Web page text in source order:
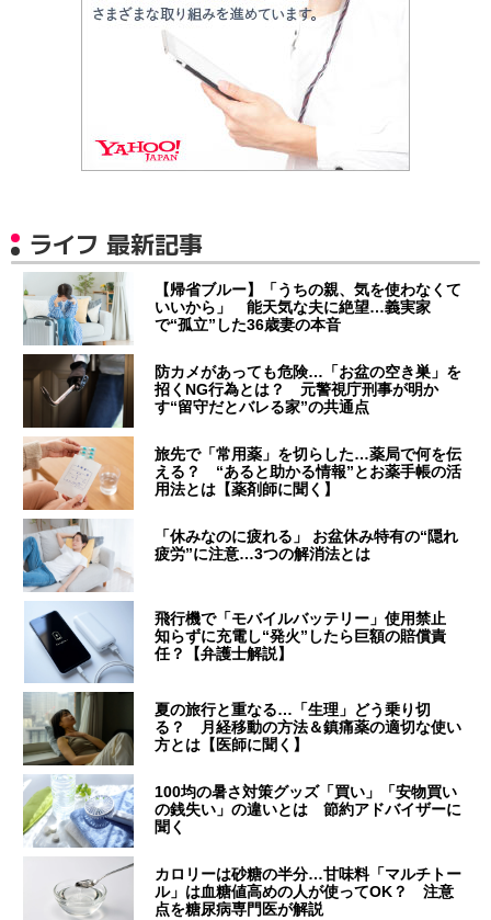
ライフ 最新記事
【帰省ブルー】「うちの親、気を使わなくて
いいから」 能天気な夫に絶望…義実家
で“孤立”した36歳妻の本音
防カメがあっても危険…「お盆の空き巣」を
招くNG行為とは？ 元警視庁刑事が明か
す“留守だとバレる家”の共通点
旅先で「常用薬」を切らした…薬局で何を伝
える？ “あると助かる情報”とお薬手帳の活
用法とは【薬剤師に聞く】
「休みなのに疲れる」 お盆休み特有の“隠れ
疲労”に注意…3つの解消法とは
飛行機で「モバイルバッテリー」使用禁止
知らずに充電し“発火”したら巨額の賠償責
任？【弁護士解説】
夏の旅行と重なる…「生理」どう乗り切
る？ 月経移動の方法＆鎮痛薬の適切な使い
方とは【医師に聞く】
100均の暑さ対策グッズ「買い」「安物買い
の銭失い」の違いとは 節約アドバイザーに
聞く
カロリーは砂糖の半分…甘味料「マルチトー
ル」は血糖値高めの人が使ってOK？ 注意
点を糖尿病専門医が解説